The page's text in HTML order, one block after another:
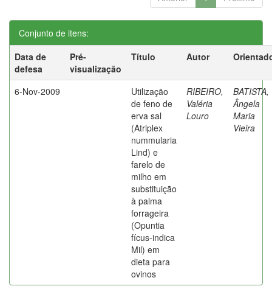
Conjunto de itens:
Data de
defesa
Pré-
visualização
Título Autor
6-Nov-2009
Utilização
de feno de
erva sal
(Atriplex
nummularia
Lind) e
farelo de
milho em
substituição
à palma
forrageira
(Opuntia
fícus-indica
Mil) em
dieta para
ovinos
RIBEIRO,
Valéria
Louro
BATISTA,
Ângela
Maria
Vieira